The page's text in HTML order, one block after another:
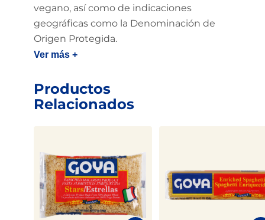
vegano, así como de indicaciones
geográficas como la Denominación de
Origen Protegida.
Ver más +
Productos
Relacionados